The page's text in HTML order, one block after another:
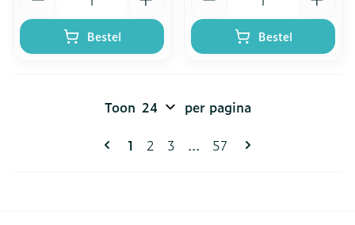
Bestel Bestel
Pagina's
U lees momenteel pagina
1 Pagina
2 Pagina
3 ... Pagina
57
Toon per pagina